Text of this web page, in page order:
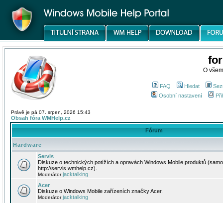
O
FAQ Hledat
Osobní nastavení
Právě je pá 07. srpen, 2026 15:43
Obsah fóra WMHelp.cz
Fórum
Hardware
Servis
Diskuze o technických potížích a opravách Windows Mobile produktů
http://servis.wmhelp.cz).
Moderátorjacktalking
Acer
Diskuze o Windows Mobile zařízeních značky Acer.
Moderátorjacktalking